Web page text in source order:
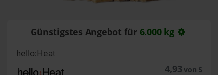
Günstigstes Angebot für 6.000 kg
hello:Heat
4,93 von 5